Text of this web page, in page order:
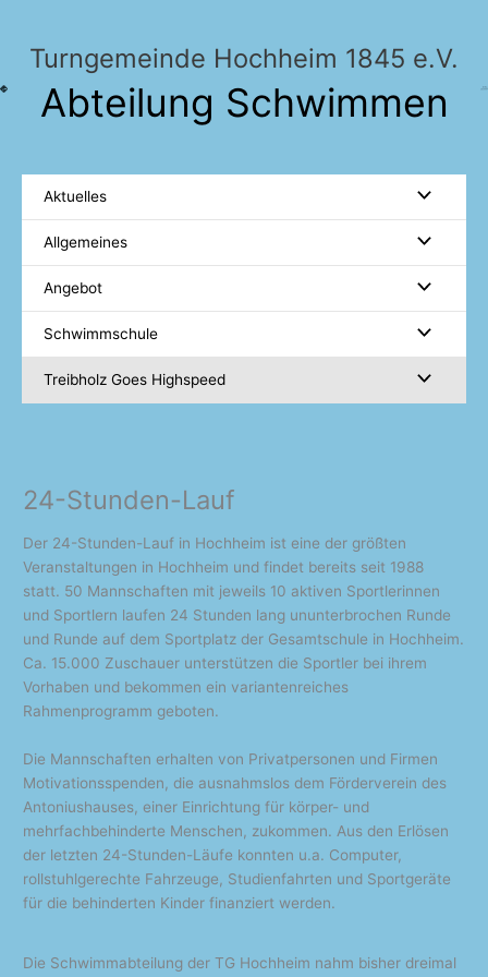
springenTurngemeinde Hochheim 1845 e.V.
Abteilung Schwimmen
Aktuelles
Allgemeines
Angebot
Schwimmschule
Treibholz Goes Highspeed
24-Stunden-Lauf
Der 24-Stunden-Lauf in Hochheim ist eine der größten
Veranstaltungen in Hochheim und findet bereits seit 1988
statt. 50 Mannschaften mit jeweils 10 aktiven Sportlerinnen
und Sportlern laufen 24 Stunden lang ununterbrochen Runde
und Runde auf dem Sportplatz der Gesamtschule in Hochheim.
Ca. 15.000 Zuschauer unterstützen die Sportler bei ihrem
Vorhaben und bekommen ein variantenreiches
Rahmenprogramm geboten.
Die Mannschaften erhalten von Privatpersonen und Firmen
Motivationsspenden, die ausnahmslos dem Förderverein des
Antoniushauses, einer Einrichtung für körper- und
mehrfachbehinderte Menschen, zukommen. Aus den Erlösen
der letzten 24-Stunden-Läufe konnten u.a. Computer,
rollstuhlgerechte Fahrzeuge, Studienfahrten und Sportgeräte
für die behinderten Kinder finanziert werden.
Die Schwimmabteilung der TG Hochheim nahm bisher dreimal